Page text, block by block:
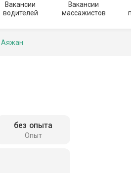
Вакансии
водителей
Вакансии
массажистов
Аяжан
Опыт
без опыта